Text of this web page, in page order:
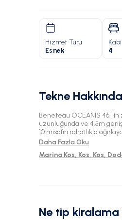
Hizmet Türü
Esnek
4
Tekne Hakkında
Beneteau OCEANIS
uzunluğunda ve 4.5m
10 misafiri rahatlıkla
Denizi'nin güzel sularını
Daha Fazla Oku
Marina Kos, Kos, Kos,
Ne tip